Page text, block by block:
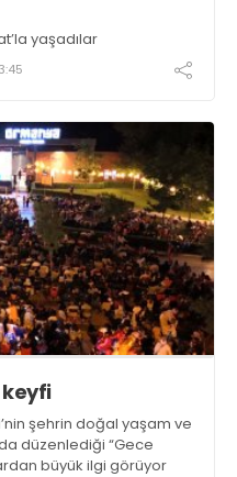
yaşadılar
şehrin doğal yaşam ve
düzenlediği “Gece
büyük ilgi görüyor